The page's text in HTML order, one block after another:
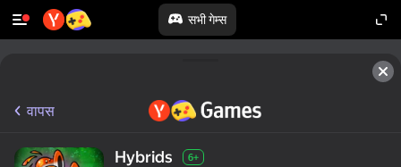
सभी गेम्स
वापस
Hybrids 6+